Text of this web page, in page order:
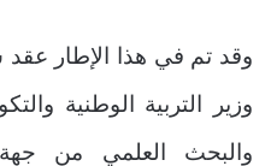
وقد تم في هذا الإطار
وزير التربية الوطنية
والبحث العلمي من